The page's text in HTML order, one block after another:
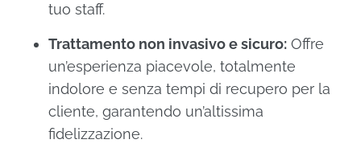
tuo staff.
Trattamento non invasivo e sicuro: Offre
un’esperienza piacevole, totalmente
indolore e senza tempi di recupero per la
cliente, garantendo un’altissima
fidelizzazione.